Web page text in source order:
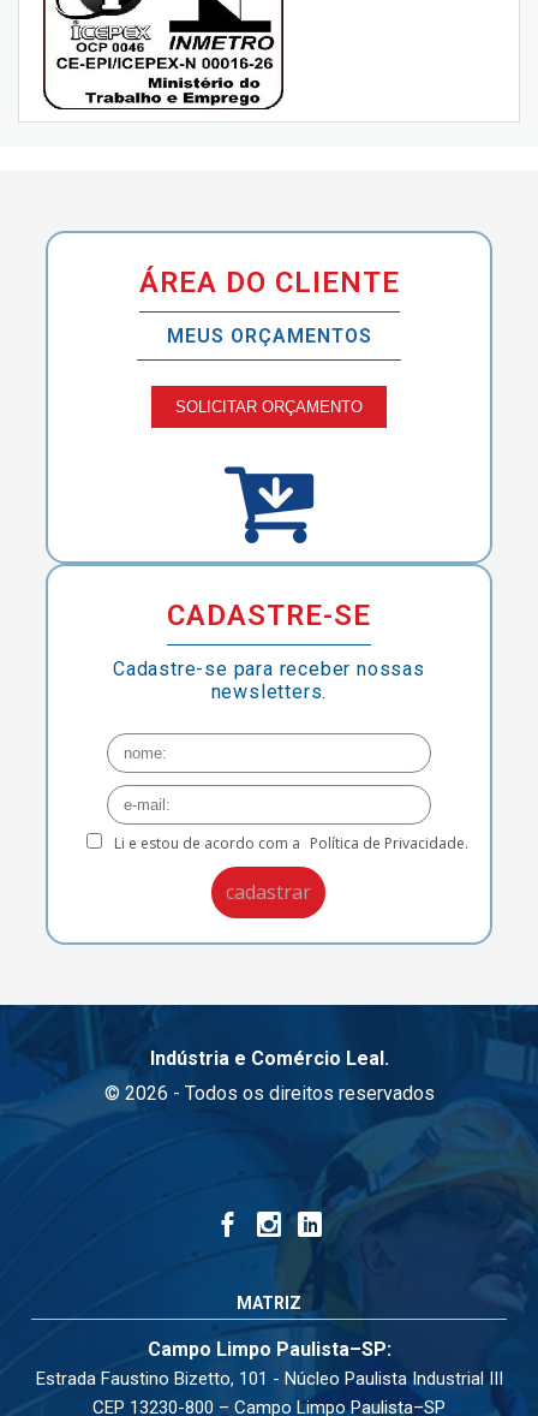
ÁREA DO CLIENTE
MEUS ORÇAMENTOS
SOLICITAR ORÇAMENTO
CADASTRE-SE
Cadastre-se para receber nossas
newsletters.
Li e estou de acordo com a Política de Privacidade.
Indústria e Comércio Leal.
© 2026 - Todos os direitos reservados
MATRIZ
Campo Limpo Paulista–SP:
Estrada Faustino Bizetto, 101 - Núcleo Paulista Industrial III
CEP 13230-800 – Campo Limpo Paulista–SP